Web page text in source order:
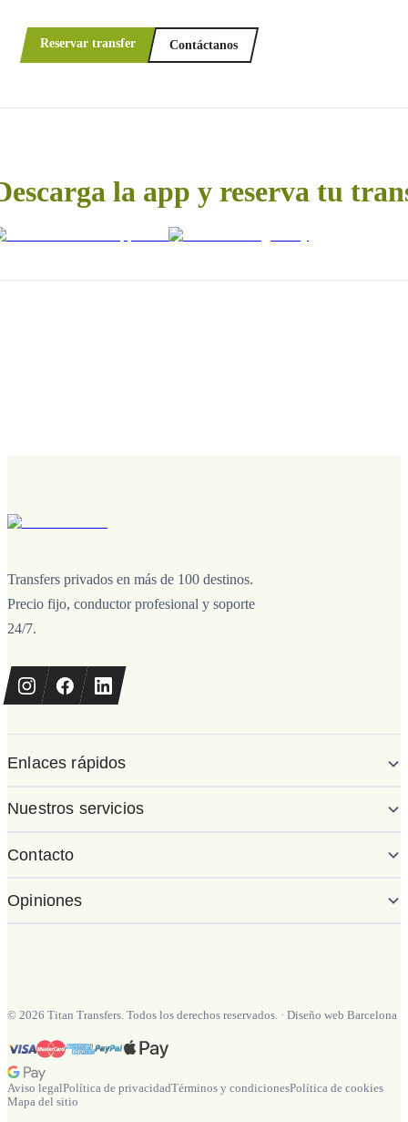
Reservar transfer Contáctanos
la app y reserva tu
Transfers privados en más de 100 destinos.
Precio fijo, conductor profesional y soporte
24/7.
Enlaces rápidos
Nuestros servicios
Contacto
Opiniones
© 2026 Titan Transfers. Todos los derechos reservados. · Diseño web Barcelona
Aviso legalPolítica de privacidadTérminos y condicionesPolítica de cookies
Mapa del sitio